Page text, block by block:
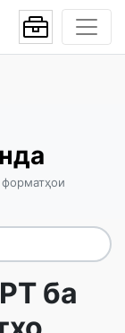
форматҳои
ба